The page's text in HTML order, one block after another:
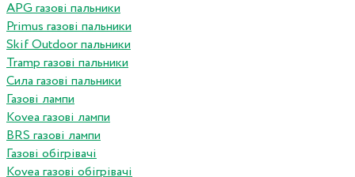
APG газові пальники
Primus газові пальники
Skif Outdoor пальники
Tramp газові пальники
Сила газові пальники
Газові лампи
Kovea газові лампи
BRS газові лампи
Газові обігрівачі
Kovea газові обігрівачі